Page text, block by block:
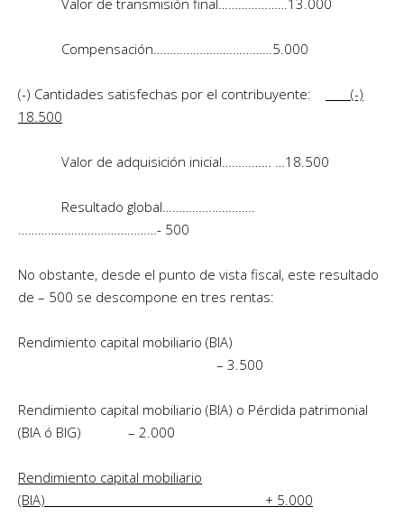
Valor de transmisión final…………………13.000
Compensación………………………………5.000
(-) Cantidades satisfechas por el contribuyente:
(-)
18.500
Valor de adquisición inicial…………… …18.500
Resultado global……………………….
……………………………………- 500
No obstante, desde el punto de vista fiscal, este resultado
de – 500 se descompone en tres rentas:
Rendimiento capital mobiliario (BIA)
– 3.500
Rendimiento capital mobiliario (BIA) o Pérdida patrimonial
(BIA ó BIG) – 2.000
Rendimiento capital mobiliario
(BIA) + 5.000